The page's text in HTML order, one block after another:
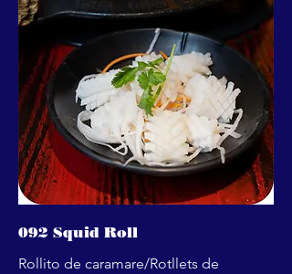
092 Squid Roll
Rollito de caramare/Rotllets de